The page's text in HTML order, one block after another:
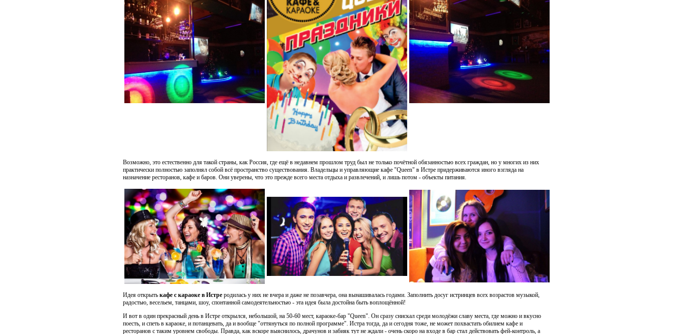
Возможно, это естественно для такой страны, как Россия, где ещё в недавнем прошлом труд был не только почётной обязанностью всех граждан, но у многих из них
практически полностью заполнял собой всё пространство существования. Владельцы и управляющие кафе "Queen" в Истре придерживаются иного взгляда на
назначение ресторанов, кафе и баров. Они уверены, что это прежде всего места отдыха и развлечений, и лишь потом - объекты питания.
Идея открыть кафе с караоке в Истре родилась у них не вчера и даже не позавчера, она вынашивалась годами. Заполнить досуг истринцев всех возрастов музыкой,
радостью, весельем, танцами, шоу, спонтанной самодеятельностью - эта идея была достойна быть воплощённой!
И вот в один прекрасный день в Истре открылся, небольшой, на 50-60 мест, караоке-бар "Queen". Он сразу снискал среди молодёжи славу места, где можно и вкусно
поесть, и спеть в караоке, и потанцевать, да и вообще "оттянуться по полной программе". Истра тогда, да и сегодня тоже, не может похвастать обилием кафе и
ресторанов с таким уровнем свободы. Правда, как вскоре выяснилось, драчунов и забияк тут не ждали - очень скоро на входе в бар стал действовать фей-контроль, а